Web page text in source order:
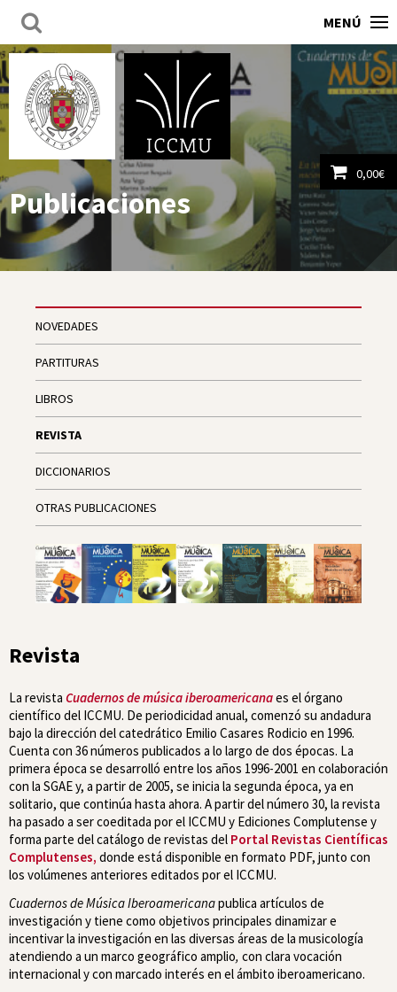
MENÚ
0,00€
Ver carrito
Publicaciones
NOVEDADES
PARTITURAS
LIBROS
REVISTA
DICCIONARIOS
OTRAS PUBLICACIONES
Revista
La revista Cuadernos de música iberoamericanaes el órgano
científico del ICCMU. De periodicidad anual, comenzó su andadura
bajo la dirección del catedrático Emilio Casares Rodicio en 1996.
Cuenta con 36 números publicados a lo largo de dos épocas. La
primera época se desarrolló entre los años 1996-2001 en colaboración
con la SGAE y, a partir de 2005, se inicia la segunda época, ya en
solitario, que continúa hasta ahora. A partir del número 30, la revista
ha pasado a ser coeditada por el ICCMU y Ediciones Complutense y
forma parte del catálogo de revistas del Portal Revistas Científicas
Complutenses, donde está disponible en formato PDF, junto con
los volúmenes anteriores editados por el ICCMU.
Cuadernos de Música Iberoamericanapublica artículos de
investigación y tiene como objetivos principales dinamizar e
incentivar la investigación en las diversas áreas de la musicología
atendiendo a un marco geográfico amplio, con clara vocación
internacional y con marcado interés en el ámbito iberoamericano.